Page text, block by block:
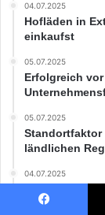
04.07.2025
Hofläden in
einkaufst
05.07.2025
Erfolgreich
05.07.2025
Standortfaktor
ländlichen
04.07.2025
Nordrhein-